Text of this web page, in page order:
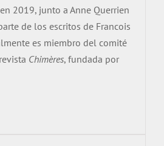
2019, junto a Anne Querrien
de los escritos de Francois
es miembro del comité
Chimères, fundada por